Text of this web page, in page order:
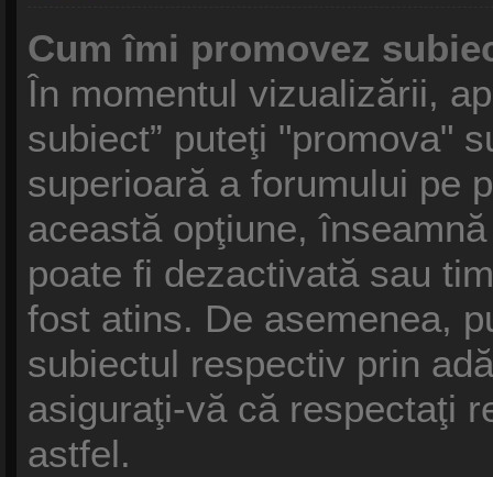
Cum îmi promovez
În momentul vizualizării,
subiect” puteţi "promova"
superioară a forumului pe
această opţiune,
poate fi dezactivată sau
fost atins. De asemenea,
subiectul respectiv prin
asiguraţi-vă că respectaţi
astfel.